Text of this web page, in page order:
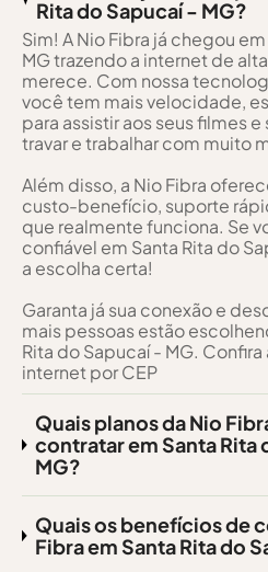
Rita do Sapucaí - MG?
Sim! A Nio Fibra já chegou
MG trazendo a internet de
merece. Com nossa
você tem mais velocidade,
para assistir aos seus filmes
travar e trabalhar com muito
Além disso, a Nio Fibra
custo-benefício, suporte
que realmente funciona. Se
confiável em Santa Rita do
a escolha certa!
Garanta já sua conexão e
mais pessoas estão
Rita do Sapucaí - MG.
internet por CEP
Quais planos da Nio
contratar em Santa Rita
MG?
Quais os benefícios de
Fibra em Santa Rita do